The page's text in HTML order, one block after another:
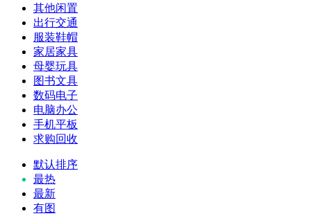
其他闲置
出行交通
服装鞋帽
家居家具
母婴玩具
图书文具
数码电子
电脑办公
手机平板
求购回收
默认排序
最热
最新
有图